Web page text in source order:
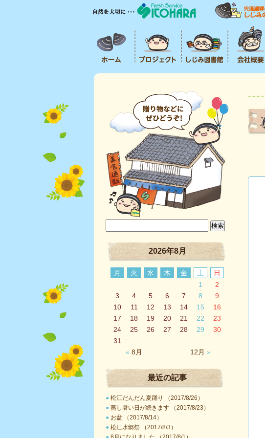
2026年8月
月 火 水 木 金 土 日
« 8月 12月 »
1
2
3
4 5 6 7 8
9
10
11 12 13 14 15
16
17
18 19 20 21 22
23
24
25 26 27 28 29
30
31
最近の記事
● 松江だんだん夏踊り （2017/8/26）
● 蒸し暑い日が続きます （2017/8/23）
● お盆 （2017/8/14）
● 松江水郷祭 （2017/8/3）